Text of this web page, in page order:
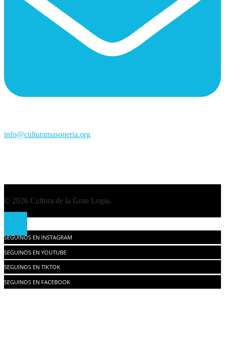
info@culturamasoneria.org
© 2026 Cultura de la Gran Logia.
SEGUINOS EN INSTAGRAM
SEGUINOS EN YOUTUBE
SEGUINOS EN TIKTOK
SEGUINOS EN FACEBOOK